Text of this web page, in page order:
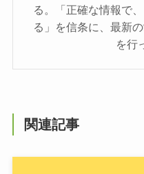
る。「正確な情報で
る」を信条に、最新
を行
関連記事